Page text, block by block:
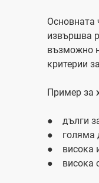
Основната
извършва
възможно
критерии
Пример за
● дълги
● голяма
● висока
● висока